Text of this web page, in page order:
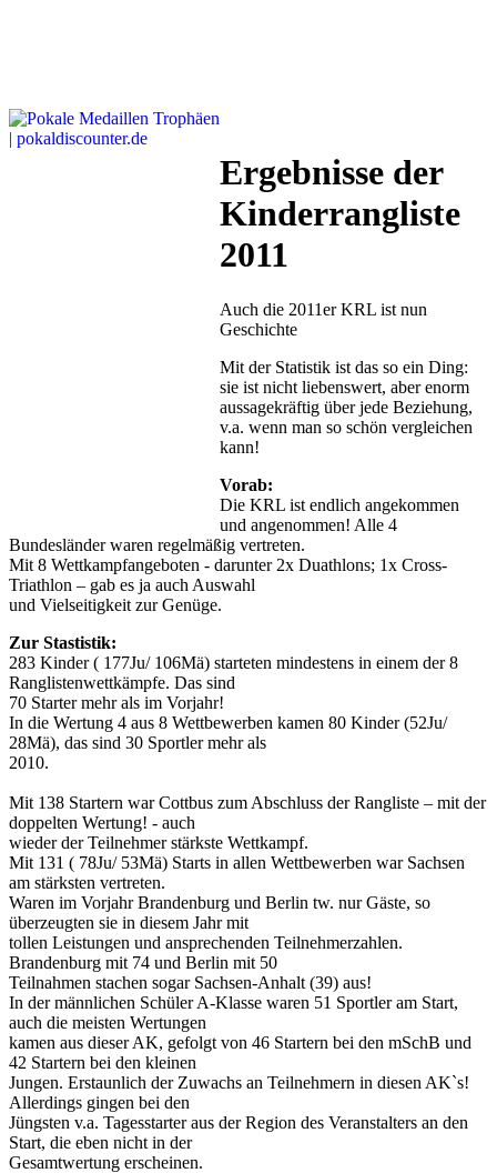
Ergebnisse der
Kinderrangliste
2011
Auch die 2011er KRL ist nun
Geschichte
Mit der Statistik ist das so ein Ding:
sie ist nicht liebenswert, aber enorm
aussagekräftig über jede Beziehung,
v.a. wenn man so schön vergleichen
kann!
Vorab:
Die KRL ist endlich angekommen
und angenommen! Alle 4
Bundesländer waren regelmäßig vertreten.
Mit 8 Wettkampfangeboten - darunter 2x Duathlons; 1x Cross-
Triathlon – gab es ja auch Auswahl
und Vielseitigkeit zur Genüge.
Zur Stastistik:
283 Kinder ( 177Ju/ 106Mä) starteten mindestens in einem der 8
Ranglistenwettkämpfe. Das sind
70 Starter mehr als im Vorjahr!
In die Wertung 4 aus 8 Wettbewerben kamen 80 Kinder (52Ju/
28Mä), das sind 30 Sportler mehr als
2010.
Mit 138 Startern war Cottbus zum Abschluss der Rangliste – mit der
doppelten Wertung! - auch
wieder der Teilnehmer stärkste Wettkampf.
Mit 131 ( 78Ju/ 53Mä) Starts in allen Wettbewerben war Sachsen
am stärksten vertreten.
Waren im Vorjahr Brandenburg und Berlin tw. nur Gäste, so
überzeugten sie in diesem Jahr mit
tollen Leistungen und ansprechenden Teilnehmerzahlen.
Brandenburg mit 74 und Berlin mit 50
Teilnahmen stachen sogar Sachsen-Anhalt (39) aus!
In der männlichen Schüler A-Klasse waren 51 Sportler am Start,
auch die meisten Wertungen
kamen aus dieser AK, gefolgt von 46 Startern bei den mSchB und
42 Startern bei den kleinen
Jungen. Erstaunlich der Zuwachs an Teilnehmern in diesen AK`s!
Allerdings gingen bei den
Jüngsten v.a. Tagesstarter aus der Region des Veranstalters an den
Start, die eben nicht in der
Gesamtwertung erscheinen.